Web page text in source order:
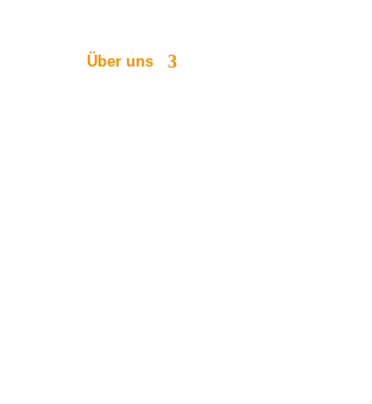
Über uns